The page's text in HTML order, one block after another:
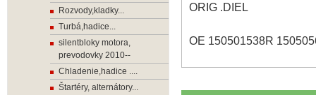
ORIG .DIEL
OE 150501538R
Rozvody,kladky...
Turbá,hadice...
silentbloky motora,
prevodovky 2010--
Chladenie,hadice ....
Štartéry, alternátory...